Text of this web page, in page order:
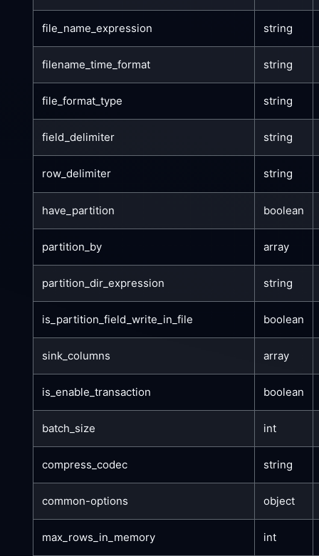
file_name_expression string
filename_time_format string
file_format_type string
field_delimiter string
row_delimiter string
have_partition boolean
partition_by array
partition_dir_expression string
is_partition_field_write_in_file boolean
sink_columns array
is_enable_transaction boolean
batch_size int
compress_codec string
common-options object
max_rows_in_memory int